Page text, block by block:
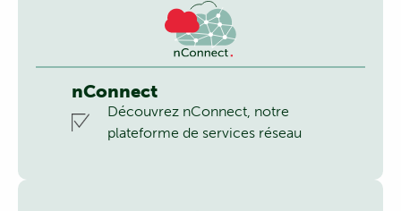
nConnect
Découvrez nConnect, notre
plateforme de services réseau